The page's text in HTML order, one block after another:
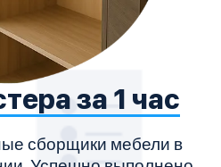
за 1 час
сборщики мебели в